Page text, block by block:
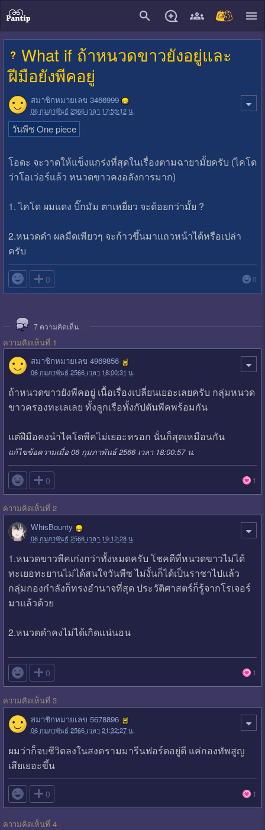
What if ถ้าหนวดขาวยังอยู่และ
ฝีมือยังพีคอยู่
สมาชิกหมายเลข 3466999
06 กุมภาพันธ์ 2566 เวลา 17:55:12 น.
วันพีซ One piece
โอดะ จะวาดให้แข็งแกร่งที่สุดในเรื่องตามฉายามั้ยครับ (ไคโด
ว่าโอเว่อร์แล้ว หนวดขาวคงอลังการมาก)
1. ไคโด ผมแดง บิ๊กมัม ตาเหยี่ยว จะด้อยกว่ามั้ย ?
2.หนวดดำ ผลมืดเพียวๆ จะก้าวขึ้นมาแถวหน้าได้หรือเปล่า
ครับ
 0 0
7 ความคิดเห็น
ความคิดเห็นที่ 1
สมาชิกหมายเลข 4969856
06 กุมภาพันธ์ 2566 เวลา 18:00:31 น.
ถ้าหนวดขาวยังพีคอยู่ เนื้อเรื่องเปลี่ยนเยอะเลยครับ กลุ่มหนวด
ขาวครองทะเลเลย ทั้งลูกเรือทั้งกัปตันพีคพร้อมกัน
แต่ฝีมือคงนำไคโดพีคไม่เยอะหรอก นั่นก็สุดเหมือนกัน
แก้ไขข้อความเมื่อ 06 กุมภาพันธ์ 2566 เวลา 18:00:57 น.
 0 1
ความคิดเห็นที่ 2
WhisBounty
06 กุมภาพันธ์ 2566 เวลา 19:12:28 น.
1.หนวดขาวพีคเก่งกว่าทั้งหมดครับ โชคดีที่หนวดขาวไม่ได้
ทะเยอทะยานไม่ได้สนใจวันพีซ ไม่งั้นก็ได้เป็นราชาไปแล้ว
กลุ่มกองกำลังก็ทรงอำนาจที่สุด ประวัติศาสตร์ก็รู้จากโรเจอร์
มาแล้วด้วย
2.หนวดดำคงไม่ได้เกิดแน่นอน
 0 1
ความคิดเห็นที่ 3
สมาชิกหมายเลข 5678896
06 กุมภาพันธ์ 2566 เวลา 21:32:27 น.
ผมว่าก็จบชีวิตลงในสงครามมารีนฟอร์ดอยู่ดี แค่กองทัพสูญ
เสียเยอะขึ้น
 0 1
ความคิดเห็นที่ 4
close